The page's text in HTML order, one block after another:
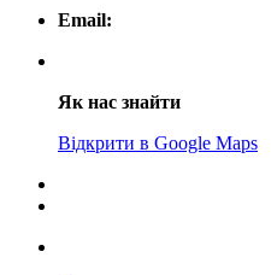
Email:
Як нас знайти
Відкрити в Google Maps